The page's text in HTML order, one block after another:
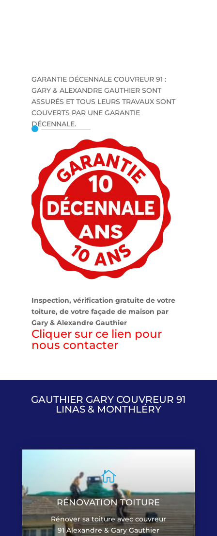
GARANTIE DÉCENNALE COUVREUR 91 :
GARY & ALEXANDRE GAUTHIER SONT
ASSURÉS ET TOUS LEURS TRAVAUX SONT
COUVERTS PAR UNE GARANTIE
DÉCENNALE.
Inspection, vérification gratuite de votre
toiture, de votre façade de maison par
Gary & Alexandre Gauthier
Cliquer sur ce lien pour
nous contacter
GAUTHIER GARY COUVREUR 91
LINAS & MONTHLÉRY

RÉNOVATION TOITURE
Rénover sa toiture avec couvreur
91 Alexandre & Gary Gauthier